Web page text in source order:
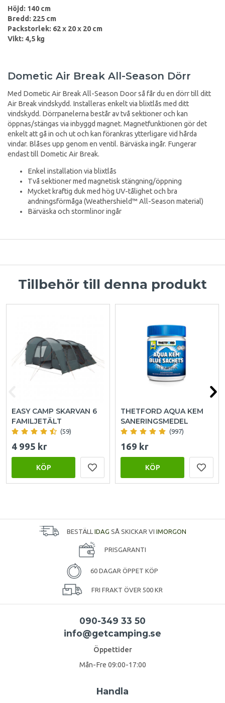
Höjd: 140 cm
Bredd: 225 cm
Packstorlek: 62 x 20 x 20 cm
Vikt: 4,5 kg
Dometic Air Break All-Season Dörr
Med Dometic Air Break All-Season Door så får du en dörr till ditt
Air Break vindskydd. Installeras enkelt via blixtlås med ditt
vindskydd. Dörrpanelerna består av två sektioner och kan
öppnas/stängas via inbyggd magnet. Magnetfunktionen gör det
enkelt att gå in och ut och kan förankras ytterligare vid hårda
vindar. Blåses upp genom en ventil. Bärväska ingår. Fungerar
endast till Dometic Air Break.
Enkel installation via blixtlås
Två sektioner med magnetisk stängning/öppning
Mycket kraftig duk med hög UV-tålighet och bra
andningsförmåga (Weathershield™ All-Season material)
Bärväska och stormlinor ingår
Tillbehör till denna produkt
EASY CAMP SKARVAN 6
FAMILJETÄLT
(59)
4 995 kr
KÖP
THETFORD AQUA KEM
SANERINGSMEDEL
(997)
169 kr
KÖP
BESTÄLL IDAG SÅ SKICKAR VI IMORGON
PRISGARANTI
60 DAGAR ÖPPET KÖP
FRI FRAKT ÖVER 500 KR
090-349 33 50
info@getcamping.se
Öppettider
Mån-Fre 09:00-17:00
Handla